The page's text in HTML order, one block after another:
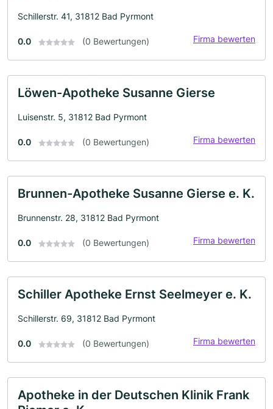
Schillerstr. 41, 31812 Bad Pyrmont
0.0 (0 Bewertungen) Firma bewerten
Löwen-Apotheke Susanne Gierse
Luisenstr. 5, 31812 Bad Pyrmont
0.0 (0 Bewertungen) Firma bewerten
Brunnen-Apotheke Susanne Gierse e. K.
Brunnenstr. 28, 31812 Bad Pyrmont
0.0 (0 Bewertungen) Firma bewerten
Schiller Apotheke Ernst Seelmeyer e. K.
Schillerstr. 69, 31812 Bad Pyrmont
0.0 (0 Bewertungen) Firma bewerten
Apotheke in der Deutschen Klinik Frank